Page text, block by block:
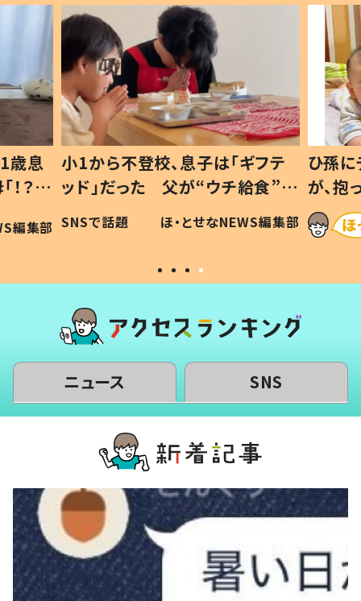
歳息
？」
編集部
小1から不登校、息子は「ギフテ
ッド」だった 父が“ウチ給食”を
作り続ける理由とは #令和の親
#令和の子
SNSで話題 ほ・とせなNEWS編集部
ひ孫
が、
「涙が
い」
ニュース SNS